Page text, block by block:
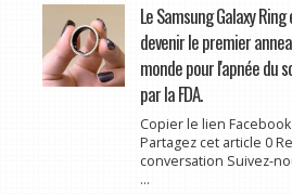
Le Samsung Galaxy
devenir le premier
monde pour l'apnée du
par la FDA.
Copier le lien
Partagez cet article 0
conversation Suivez-
...